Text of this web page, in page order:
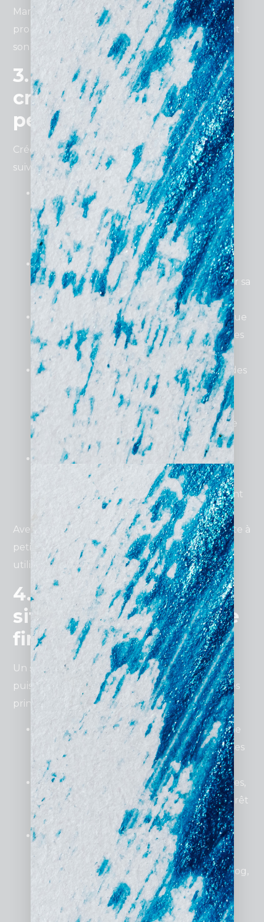
Marseille a utilisé un site “one-page” pour
proposer des réservations en ligne, augmentant
son chiffre d’affaires de 35 %.
3. Les étapes clés pour
créer un site internet
performant
Créer un site internet performant nécessite de
suivre un processus structuré et bien pensé :
Définir vos objectifs: Souhaitez-vous un
site vitrine pour informer, un e-commerce
pour vendre ou un blog pour générer du
trafic ?
Choisir les bonnes technologies:
WordPress est souvent recommandé pour sa
flexibilité et son coût accessible.
Travailler sur le design: Un site esthétique
et intuitif attire davantage les visiteurs et les
convertit en clients.
Optimiser le contenu SEO
: En utilisant des
mots-clés pertinents comme “site internet
pas cher”, vous augmentez vos chances
d’apparaître dans les premiers résultats de
Google.
Tester avant le lancement : Vérifiez la
compatibilité mobile, la vitesse de
chargement et la qualité du contenu avant
de mettre votre site en ligne.
Avec une planification minutieuse, même un site à
petit budget peut offrir une expérience
utilisateur exceptionnelle.
4. Les avantages d’un
site internet accessible
financièrement
Un site internet pas cher peut être un outil
puissant pour développer votre activité. Voici les
principaux avantages :
Accessibilité financière immédiate: Une
solution parfaite pour les jeunes entreprises
ou les startups en phase de lancement.
Conception rapide
: En quelques semaines,
vous pouvez avoir un site fonctionnel et prêt
à l’emploi.
Adaptabilité
: Les sites économiques
peuvent évoluer avec vos besoins, en
ajoutant des fonctionnalités comme un blog,
une boutique ou des systèmes de
réservation.